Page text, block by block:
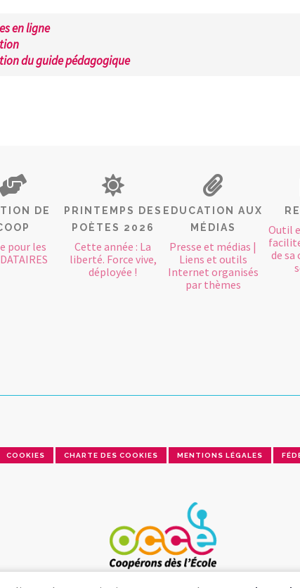
en ligne
du guide pédagogique
DE
pour les
PRINTEMPS DES
POÈTES 2026
Cette année : La
liberté. Force vive,
déployée !
EDUCATION AUX
MÉDIAS
Presse et médias |
Liens et outils
Internet organisés
par thèmes
Outil
de sa
COOKIES CHARTE DES COOKIES MENTIONS LÉGALES